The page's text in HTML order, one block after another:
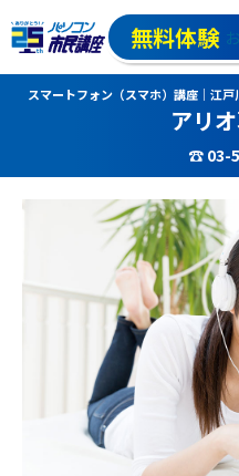
無料体験
スマートフォン（スマホ）講座｜江
アリ
☎ 03-